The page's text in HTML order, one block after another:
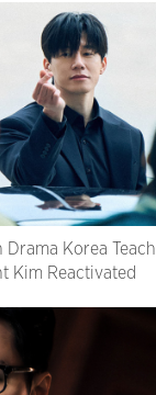
Drama Korea Teach
Kim Reactivated